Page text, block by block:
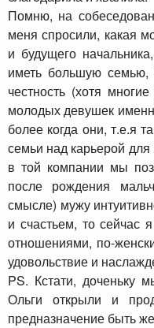
Помню, на
меня спросили, какая
и будущего
иметь большую
честность (хотя
молодых девушек
более когда они, т.е.я
семьи над карьерой
в той компании мы
после рождения
смысле) мужу
и счастьем, то сейчас
отношениями, по-
удовольствие и
PS. Кстати, доченьку
Ольги открыли и
предназначение быть